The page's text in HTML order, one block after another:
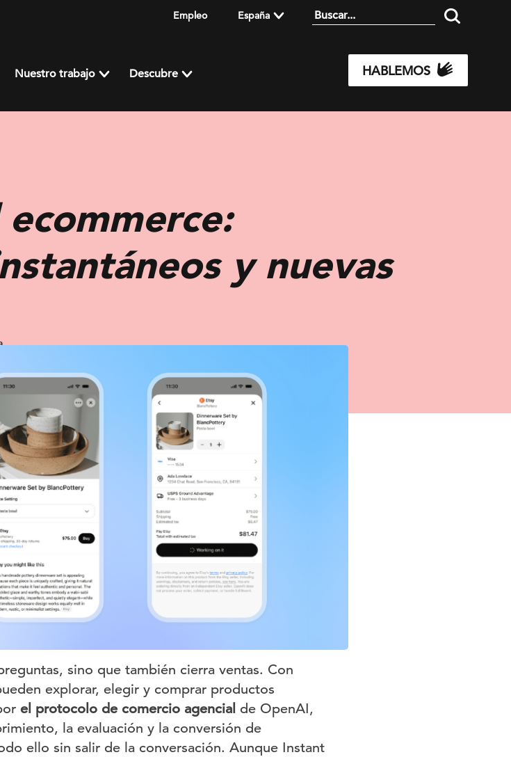
Empleo España
Nuestro trabajo Descubre HABLEMOS
y nuevas
sino que también cierra ventas. Con
explorar, elegir y comprar productos
el protocolo de comercio agencial de OpenAI,
la evaluación y la conversión de
ello sin salir de la conversación. Aunque Instant